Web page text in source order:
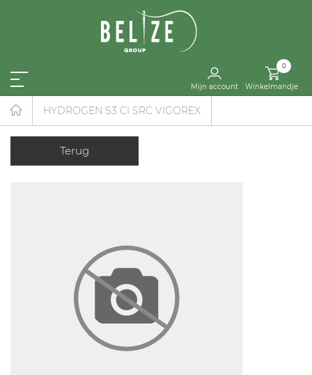
Mijn account
0
Winkelmandje
HYDROGEN S3 CI SRC VIGOREX
Terug